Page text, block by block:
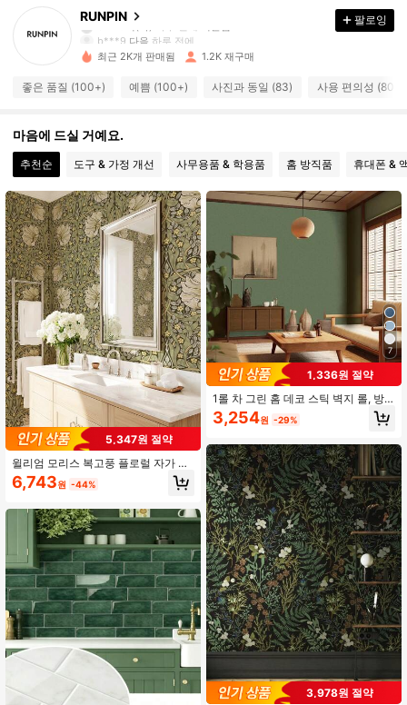
RUNPIN
4.88
b***9 다음 하루 전에
4.88 1.3K 팔로워
4.88 1.3K 팔로워
4.88 1.3K 팔로워
4.88 1.3K 팔로워
4.88 1.3K 팔로워
4.88 1.3K 팔로워
4.88 1.3K 팔로워
팔로잉
최근 2K개 판매됨 1.2K 재구매
좋은 품질 (100+) 예쁨 (100+) 사진과 동일 (83) 사용 편의성 (80)
마음에 드실 거예요.
추천순 도구 & 가정 개선 사무용품 & 학용품 홈 방직품 휴대폰 &
5,347원 절약
윌리엄 모리스 복고풍 플로럴 자가 접
착 벽지; 플로럴 패턴, 내구성 있는 방
수 비닐 소재, 방 장식 및 가구 리모델
6,743원 -44%
7
1,336원 절약
1롤 차 그린 홈 데코 스틱 벽지 롤, 방
수 비닐 접착지로 거실 스티커, 캐비닛
주방 데코 벽 스티커, 벗기고 붙이는
3,254원 -29%
3,978원 절약